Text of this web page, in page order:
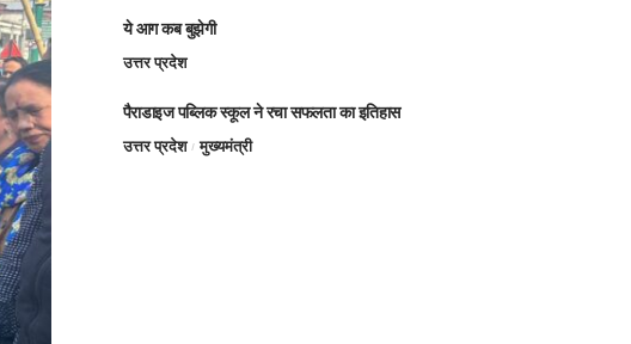
ये आग कब बुझेगी
उत्तर प्रदेश
पैराडाइज पब्लिक स्कूल ने रचा सफलता का इतिहास
उत्तर प्रदेश मुख्यमंत्री